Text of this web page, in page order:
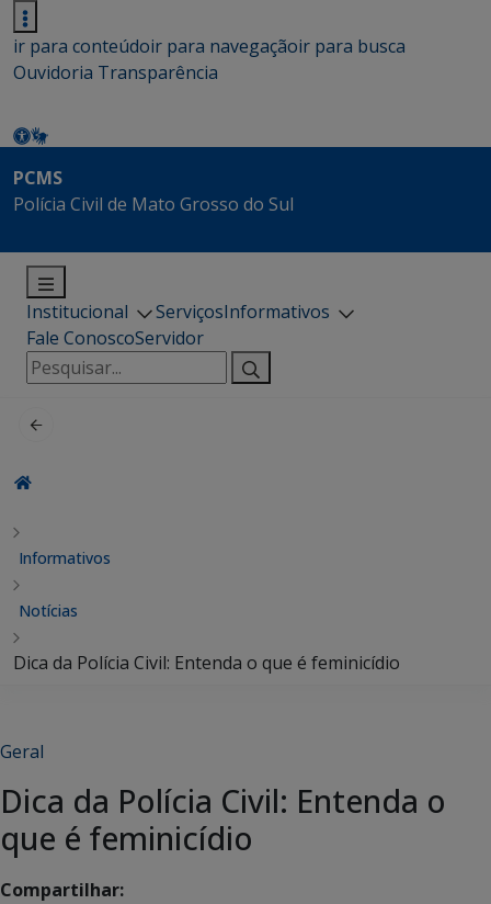
ir para conteúdoir para navegaçãoir para busca
Ouvidoria Transparência
PCMS
Polícia Civil de Mato Grosso do Sul
Institucional ServiçosInformativos
Fale ConoscoServidor
Pesquisar
por:
Informativos
Notícias
Dica da Polícia Civil: Entenda o que é feminicídio
Geral
Dica da Polícia Civil: Entenda o
que é feminicídio
Compartilhar: